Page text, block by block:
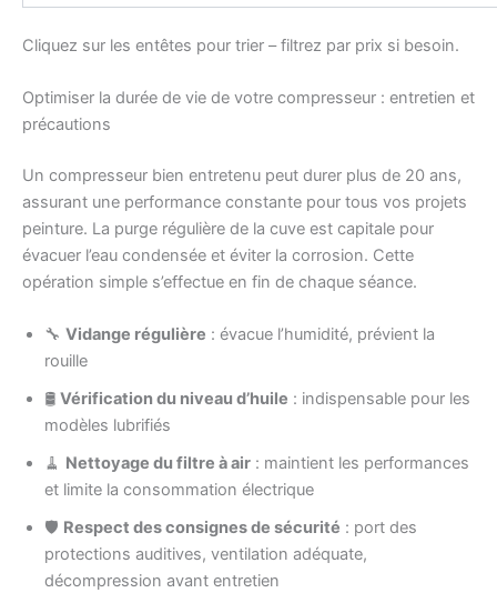
Cliquez sur les entêtes pour trier – filtrez par prix si besoin.
Optimiser la durée de vie de votre compresseur : entretien et
précautions
Un compresseur bien entretenu peut durer plus de 20 ans,
assurant une performance constante pour tous vos projets
peinture. La purge régulière de la cuve est capitale pour
évacuer l’eau condensée et éviter la corrosion. Cette
opération simple s’effectue en fin de chaque séance.
🔧 Vidange régulière : évacue l’humidité, prévient la
rouille
🛢️ Vérification du niveau d’huile : indispensable pour les
modèles lubrifiés
🧹 Nettoyage du filtre à air : maintient les performances
et limite la consommation électrique
🛡️ Respect des consignes de sécurité : port des
protections auditives, ventilation adéquate,
décompression avant entretien